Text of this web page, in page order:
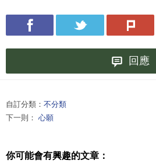
回應
自訂分類： 不分類
下一則： 心願
你可能會有興趣的文章：